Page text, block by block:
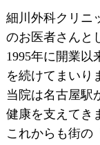
細川外科クリニ
のお医者さんと
1995年に開業以
を続けてまいり
当院は名古屋駅
健康を支えてき
これからも街の